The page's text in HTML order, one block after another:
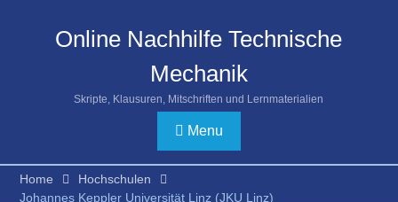
Online Nachhilfe Technische
Mechanik
Skripte, Klausuren, Mitschriften und Lernmaterialien
Menu
Home
Hochschulen
Johannes Keppler Universität Linz (JKU Linz)